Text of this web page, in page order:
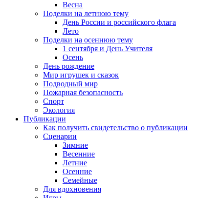
Весна
Поделки на летнюю тему
День России и российского флага
Лето
Поделки на осеннюю тему
1 сентября и День Учителя
Осень
День рождение
Мир игрушек и сказок
Подводный мир
Пожарная безопасность
Спорт
Экология
Публикации
Как получить свидетельство о публикации
Сценарии
Зимние
Весенние
Летние
Осенние
Семейные
Для вдохновения